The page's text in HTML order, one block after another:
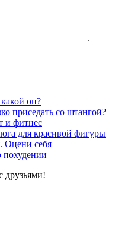
он?
приседать со штангой?
и фитнес
для красивой фигуры
Оцени себя
друзьями!